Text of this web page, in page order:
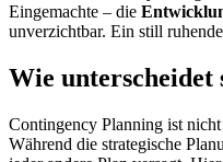
Eingemachte – die
unverzichtbar. Ein still
Wie unterscheidet
Contingency Planning ist
Während die strategische